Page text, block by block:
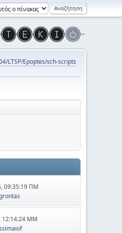
LTSP/Epoptes/sch-scripts
09:35:19 ΠΜ
12:14:24 ΜΜ